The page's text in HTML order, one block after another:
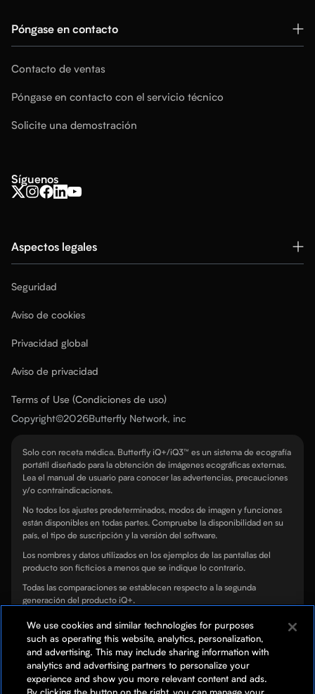
Póngase en contacto
Contacto de ventas
Póngase en contacto con el servicio técnico
Solicite una demostración
Síguenos
Copyright©2026Butterfly Network, inc
Aspectos legales
Seguridad
Aviso de cookies
Privacidad global
Aviso de privacidad
Terms of Use (Condiciones de uso)
Solo con receta médica. Butterfly iQ+/iQ3™ es un sistema de ecografía
portátil diseñado para la obtención de imágenes ecográficas externas.
Lea el manual de usuario para conocer las advertencias, precauciones
y/o contraindicaciones.
No todos los ajustes predeterminados, modos de imagen y funciones
están disponibles en todas partes. Compruebe la disponibilidad en su
país, el tipo de suscripción y la versión del software.
Los nombres y datos utilizados en los ejemplos de las pantallas del
producto son ficticios a menos que se indique lo contrario.
Todas las comparaciones se establecen respecto a la segunda
generación del producto iQ+.
Harras S, Hassan M. 2022 Handheld DeepDive Report: Point of Care
Clinical Application Trends. Signify Research. 2022 (section 3.2c, page
38)
TeleGuidance™ solo está disponible para dispositivos iOS compatibles y
actualmente no es compatible con el iQ3.
We use cookies and similar technologies for purposes
such as operating this website, analytics, personalization,
and advertising. This may include sharing information with
analytics and advertising partners to personalize your
experience and show you more relevant content and ads.